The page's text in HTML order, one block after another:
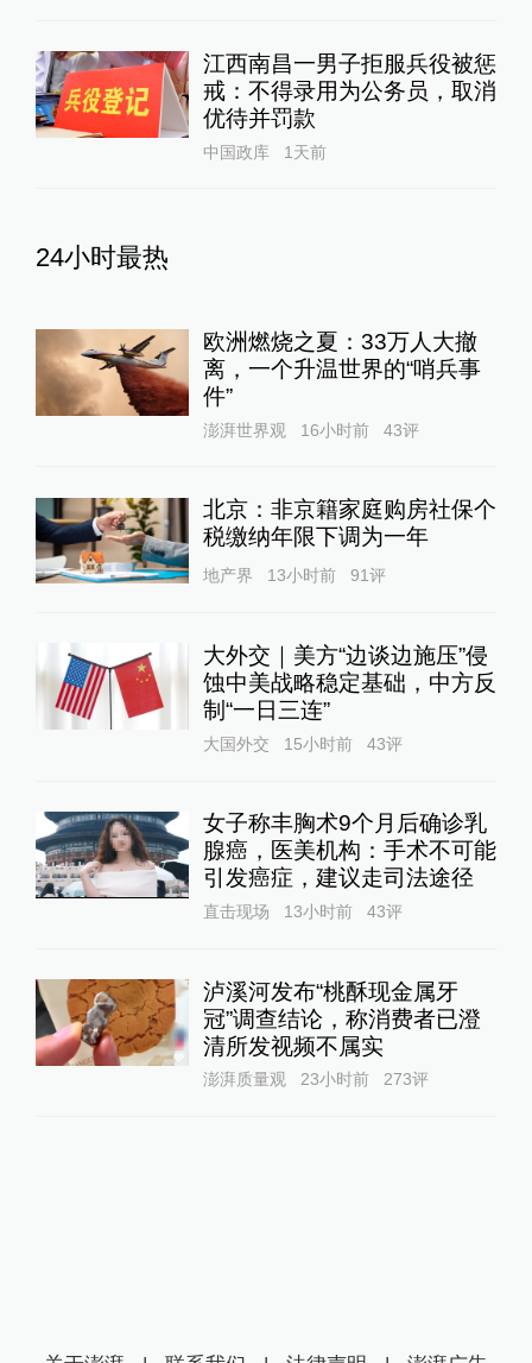
江西南昌一男子拒服兵役被惩
戒：不得录用为公务员，取消
优待并罚款
中国政库 1天前
24小时最热
欧洲燃烧之夏：33万人大撤
离，一个升温世界的“哨兵事
件”
澎湃世界观 16小时前 43评
北京：非京籍家庭购房社保个
税缴纳年限下调为一年
地产界 13小时前 91评
大外交｜美方“边谈边施压”侵
蚀中美战略稳定基础，中方反
制“一日三连”
大国外交 15小时前 43评
女子称丰胸术9个月后确诊乳
腺癌，医美机构：手术不可能
引发癌症，建议走司法途径
直击现场 13小时前 43评
泸溪河发布“桃酥现金属牙
冠”调查结论，称消费者已澄
清所发视频不属实
澎湃质量观 23小时前 273评